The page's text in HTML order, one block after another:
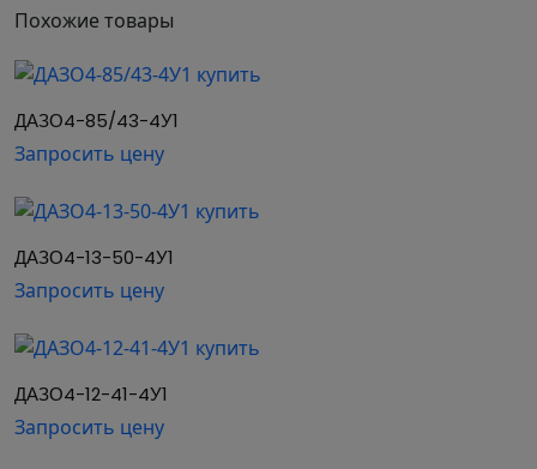
Общепромышленные высоковольтные
тока применяются как в легкой, так и в тяжелой
насосов, компрессоров, вентиляторов,
дымососов и других механизмов с аналогичными
регулирования частоты вращения.
Основные характеристики двигателей в
базовом исполнении:
Мощность, кВт: 160 - 10000
Напряжение питания переменного тока, В:
3000, 6000, 10000 и другие нестандартные
Похожие товары
ДАЗО4-85/43-4У1
Запросить цену
ДАЗО4-13-50-4У1
Запросить цену
ДАЗО4-12-41-4У1
Запросить цену